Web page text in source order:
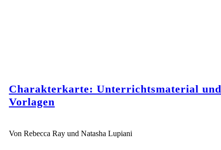
Charakterkarte: Unterrichtsmaterial und
Vorlagen
Von Rebecca Ray und Natasha Lupiani